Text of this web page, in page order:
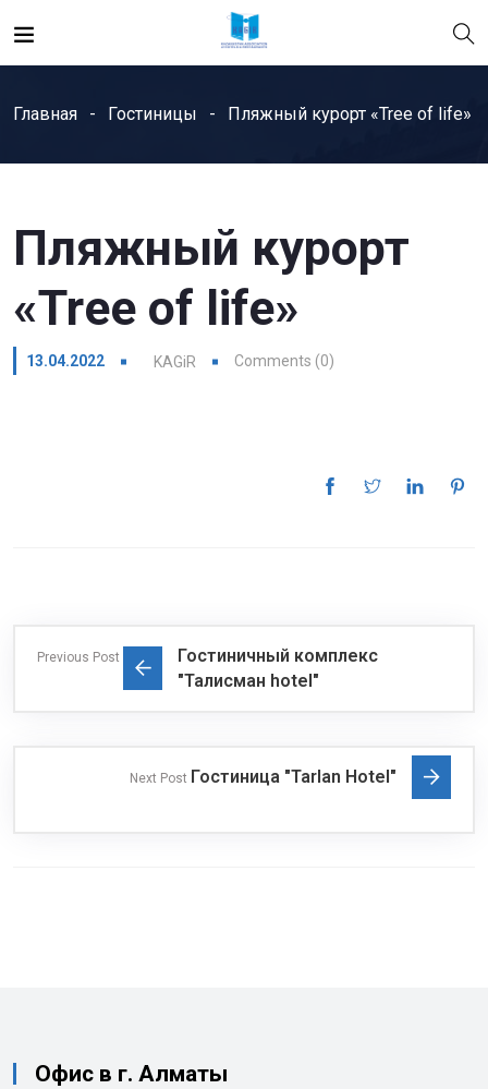
Главная Гостиницы Пляжный курорт «Tree of life»
Пляжный курорт
«Tree of life»
13.04.2022 KAGiR Comments (0)
Previous Post
Гостиничный комплекс
"Талисман hotel"
Next Post Гостиница "Tarlan Hotel"
Офис в г. Алматы